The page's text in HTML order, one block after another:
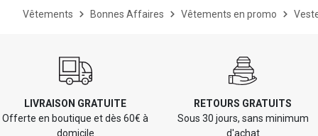
Vêtements Bonnes Affaires Vêtements en promo
LIVRAISON GRATUITE
Offerte en boutique et dès 60€ à
domicile
RETOURS GRATUITS
Sous 30 jours, sans minimum
d'achat